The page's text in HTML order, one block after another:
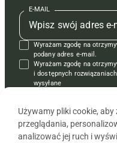
Kontakt
Regulamin
Polityka prywatności
Redakcja
Kontakt
Reklama
Reklama
Kontakt
Krzyżówki
Książki
Regulamin
E-MAIL
Wyrażam zgodę na
podany adres e-mail.
Wyrażam zgodę na
i dostępnych
wysyłane
Używamy pliki cookie,
przeglądania,
analizować jej ruch i